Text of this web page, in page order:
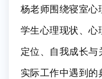
杨老师围绕寝室心
学生心理现状、心
定位、自我成长与
实际工作中遇到的